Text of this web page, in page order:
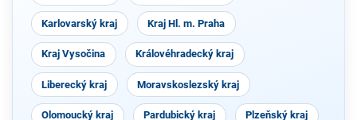
Karlovarský kraj Kraj Hl. m. Praha
Kraj Vysočina Královéhradecký kraj
Liberecký kraj Moravskoslezský kraj
Olomoucký kraj Pardubický kraj Plzeňský kraj